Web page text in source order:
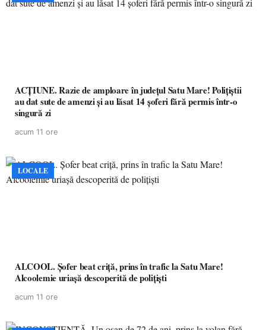
ACȚIUNE. Razie de amploare în județul Satu Mare! Polițiștii
au dat sute de amenzi și au lăsat 14 șoferi fără permis într-o
singură zi
acum 11 ore
LOCALE
ALCOOL. Șofer beat criță, prins în trafic la Satu Mare!
Alcoolemie uriașă descoperită de polițiști
acum 11 ore